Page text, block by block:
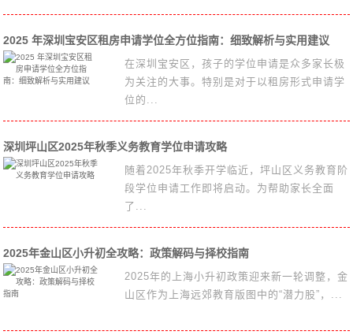
2025 年深圳宝安区租房申请学位全方位指南：细致解析与实用建议
在深圳宝安区，孩子的学位申请是众多家长极
为关注的大事。特别是对于以租房形式申请学
位的...
深圳坪山区2025年秋季义务教育学位申请攻略
随着2025年秋季开学临近，坪山区义务教育阶
段学位申请工作即将启动。为帮助家长全面
了...
2025年金山区小升初全攻略：政策解码与择校指南
2025年的上海小升初政策迎来新一轮调整，金
山区作为上海远郊教育版图中的“潜力股”，...